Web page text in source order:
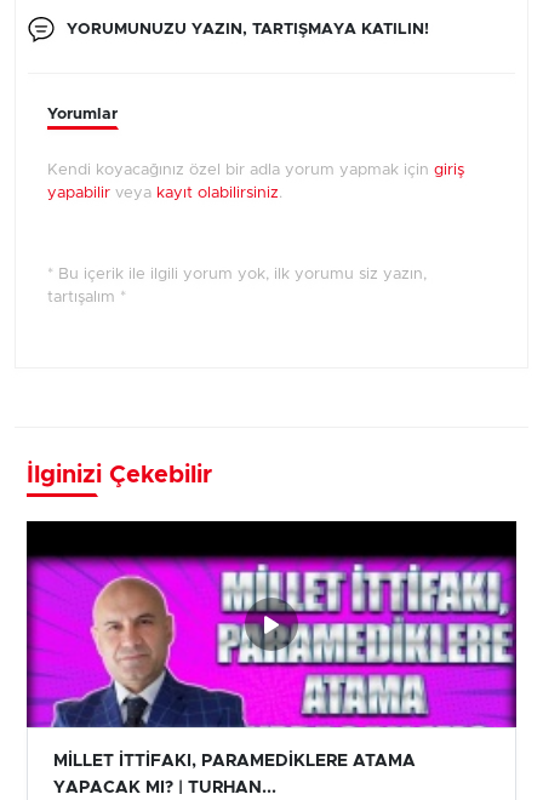
YORUMUNUZU YAZIN, TARTIŞMAYA KATILIN!
Yorumlar
Kendi koyacağınız özel bir adla yorum yapmak için giriş
yapabilir veya kayıt olabilirsiniz.
* Bu içerik ile ilgili yorum yok, ilk yorumu siz yazın,
tartışalım *
İlginizi Çekebilir
MİLLET İTTİFAKI, PARAMEDİKLERE ATAMA
YAPACAK MI? | TURHAN...